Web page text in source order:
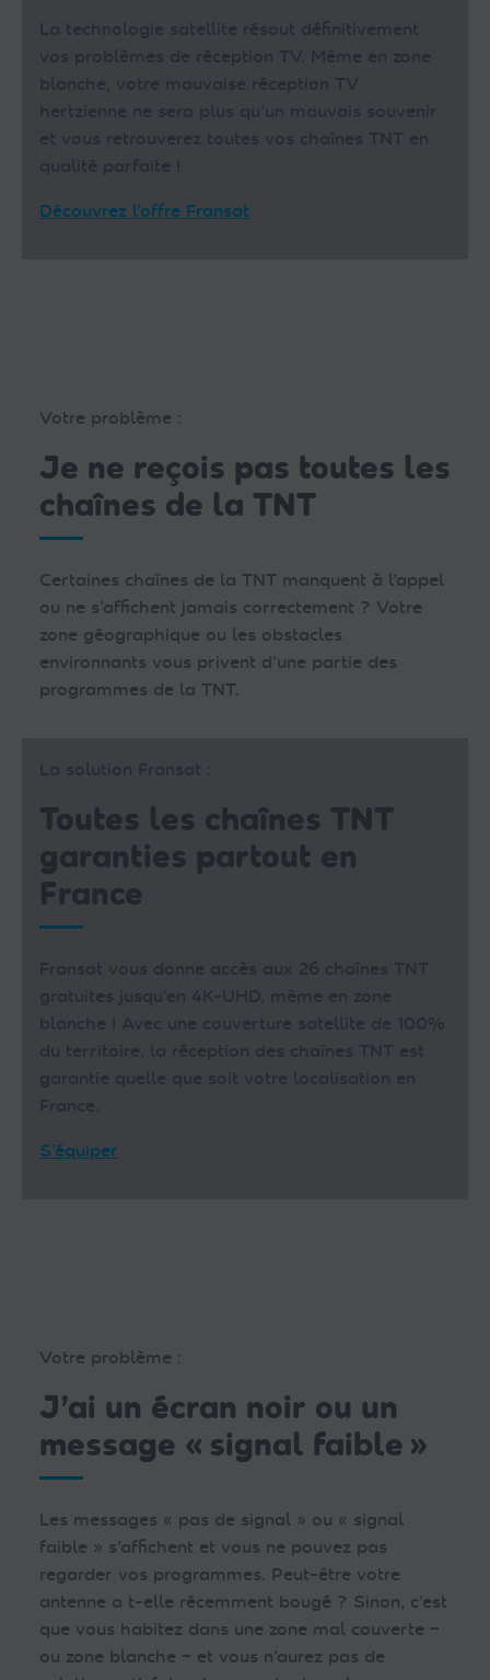
Découvrez l’offre Fransat
Votre problème :
Je ne reçois pas toutes les
chaînes de la TNT
Certaines chaînes de la TNT manquent à l’appel
ou ne s’affichent jamais correctement ? Votre
zone géographique ou les obstacles
environnants vous privent d’une partie des
programmes de la TNT.
Toutes les chaînes TNT
garanties partout en
France
S’équiper
Votre problème :
J’ai un écran noir ou un
message « signal faible »
Les messages « pas de signal » ou « signal
faible » s’affichent et vous ne pouvez pas
regarder vos programmes. Peut-être votre
antenne a t-elle récemment bougé ? Sinon, c’est
que vous habitez dans une zone mal couverte –
ou zone blanche – et vous n’aurez pas de